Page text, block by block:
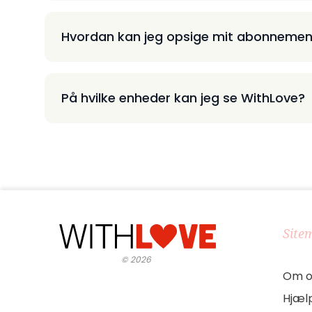
Hvordan kan jeg opsige mit
På hvilke enheder kan jeg se WithLove?
©2026
Om